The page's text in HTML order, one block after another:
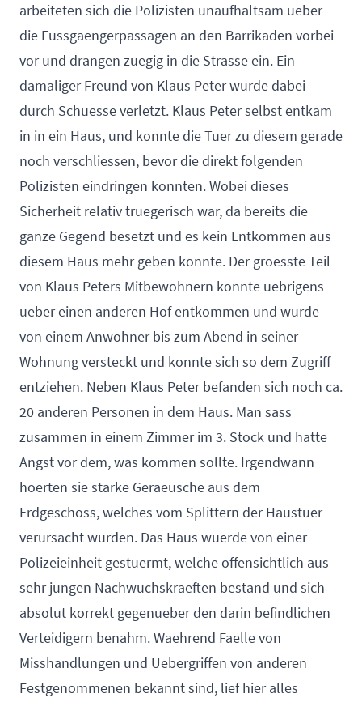
arbeiteten sich die Polizisten unaufhaltsam ueber
die Fussgaengerpassagen an den Barrikaden vorbei
vor und drangen zuegig in die Strasse ein. Ein
damaliger Freund von Klaus Peter wurde dabei
durch Schuesse verletzt. Klaus Peter selbst entkam
in in ein Haus, und konnte die Tuer zu diesem gerade
noch verschliessen, bevor die direkt folgenden
Polizisten eindringen konnten. Wobei dieses
Sicherheit relativ truegerisch war, da bereits die
ganze Gegend besetzt und es kein Entkommen aus
diesem Haus mehr geben konnte. Der groesste Teil
von Klaus Peters Mitbewohnern konnte uebrigens
ueber einen anderen Hof entkommen und wurde
von einem Anwohner bis zum Abend in seiner
Wohnung versteckt und konnte sich so dem Zugriff
entziehen. Neben Klaus Peter befanden sich noch ca.
20 anderen Personen in dem Haus. Man sass
zusammen in einem Zimmer im 3. Stock und hatte
Angst vor dem, was kommen sollte. Irgendwann
hoerten sie starke Geraeusche aus dem
Erdgeschoss, welches vom Splittern der Haustuer
verursacht wurden. Das Haus wuerde von einer
Polizeieinheit gestuermt, welche offensichtlich aus
sehr jungen Nachwuchskraeften bestand und sich
absolut korrekt gegenueber den darin befindlichen
Verteidigern benahm. Waehrend Faelle von
Misshandlungen und Uebergriffen von anderen
Festgenommenen bekannt sind, lief hier alles